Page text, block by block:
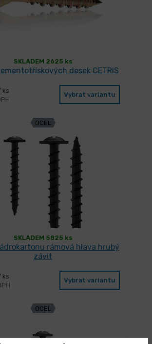
SKLADEM 2625 ks
desek CETRIS
ks
Vybrat variantu
OCEL
SKLADEM 5825 ks
rámová hlava hrubý
závit
ks
Vybrat variantu
OCEL